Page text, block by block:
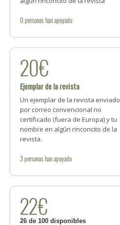
0 personashan apoyado
20€
Ejemplar de la revista
Un ejemplar de la revista enviado
por correo convencional no
certificado (fuera de Europa) y tu
nombre en algún rinconcito de la
revista.
3personashan apoyado
22€
26 de 100 disponibles